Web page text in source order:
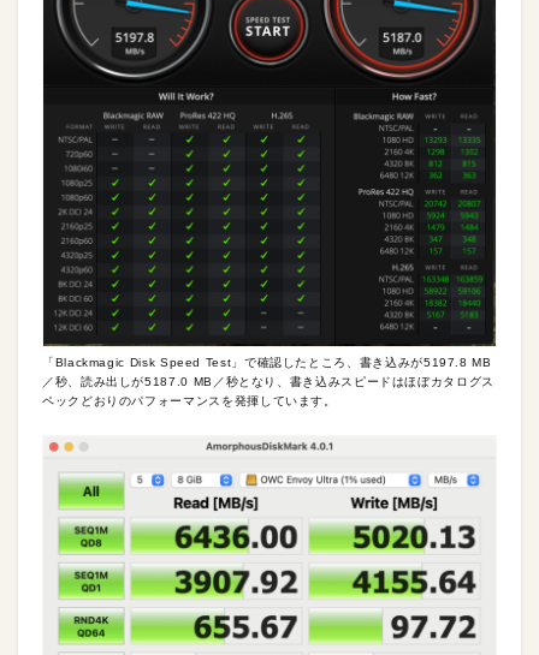
「Blackmagic Disk Speed Test」で確認したところ、書き込みが5197.8 MB
／秒、読み出しが5187.0 MB／秒となり、書き込みスピードはほぼカタログス
ペックどおりのパフォーマンスを発揮しています。